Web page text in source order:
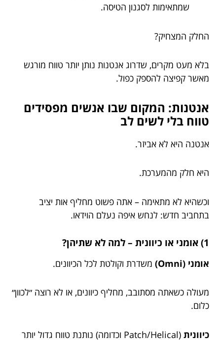
שמתאימות לסגנון הטיסה.
החלק המצחיק?
בלא מעט מקרים, שדרוג אנטנות נותן יותר טווח מורגש
מאשר קפיצה להספק כפול.
אנטנות: המקום שבו אנשים מפסידים
טווח בלי לשים לב
אנטנה היא לא אביזר.
היא חלק מהמערכת.
וכשהיא לא מתאימה – אתה פשוט מחליף אות יציב
בתחביב חדש: לנחש איפה נעלם הוידאו.
1) אומני או כיוונית – למה לא שתיהן?
אומני (Omni) משדרת וקולטת לכל הכיוונים.
מעולה כשאתה מסתובב, מחליף כיוונים, או לא רוצה ״לכוון״
כלום.
כיוונית (Patch/Helical וכדומה) נותנת טווח גדול יותר